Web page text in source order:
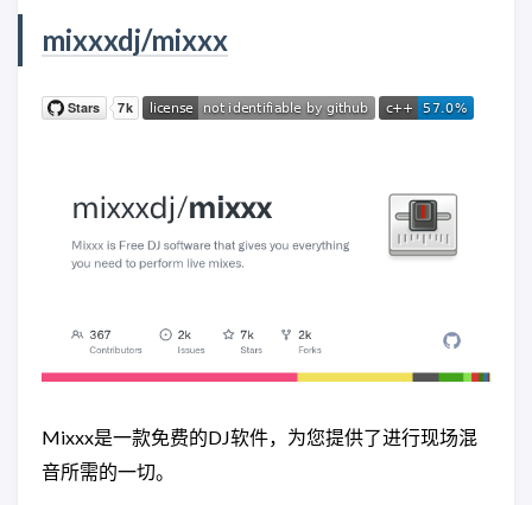
mixxxdj/mixxx
Mixxx是一款免费的DJ软件，为您提供了进行现场混
音所需的一切。